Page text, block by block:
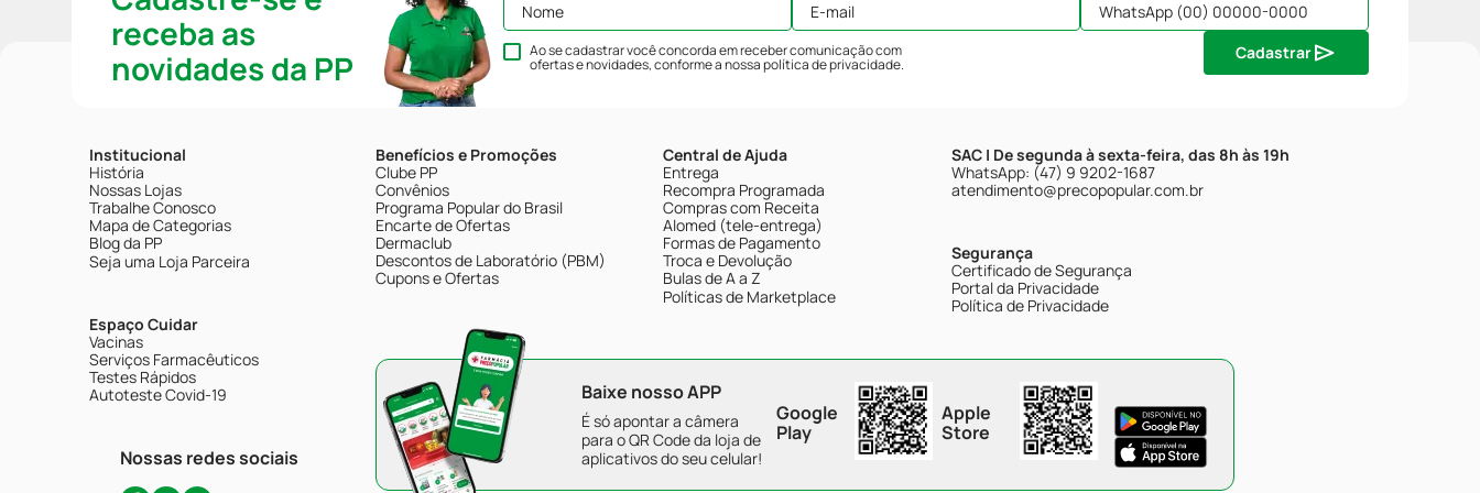
receba as
novidades da PP
Ao se cadastrar você concorda em receber comunicação com
ofertas e novidades, conforme a nossapolítica de privacidade.
Cadastrar
Institucional
História
Nossas Lojas
Trabalhe Conosco
Mapa de Categorias
Blog da PP
Seja uma Loja Parceira
Espaço Cuidar
Vacinas
Serviços Farmacêuticos
Testes Rápidos
Autoteste Covid-19
Nossas redes sociais
Benefícios e Promoções
Clube PP
Convênios
Programa Popular do Brasil
Encarte de Ofertas
Dermaclub
Descontos de Laboratório (PBM)
Cupons e Ofertas
Central de Ajuda
Entrega
Recompra Programada
Compras com Receita
Alomed (tele-entrega)
Formas de Pagamento
Troca e Devolução
Bulas de A a Z
Políticas de Marketplace
SAC | De segunda à sexta-feira, das 8h às 19h
WhatsApp: (47) 9 9202-1687
atendimento@precopopular.com.br
Segurança
Certificado de Segurança
Portal da Privacidade
Política de Privacidade
Baixe nosso APP
É só apontar a câmera
para o QR Code da loja de
aplicativos do seu celular!
Google
Play
Apple
Store